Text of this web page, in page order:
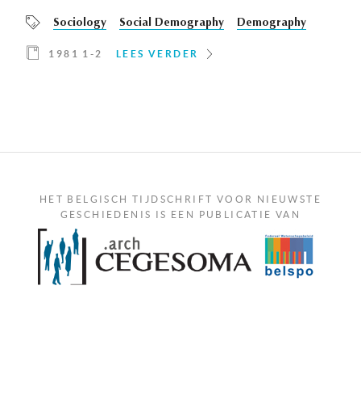
Sociology Social Demography Demography
1981 1-2 LEES VERDER
HET BELGISCH TIJDSCHRIFT VOOR NIEUWSTE
GESCHIEDENIS IS EEN PUBLICATIE VAN